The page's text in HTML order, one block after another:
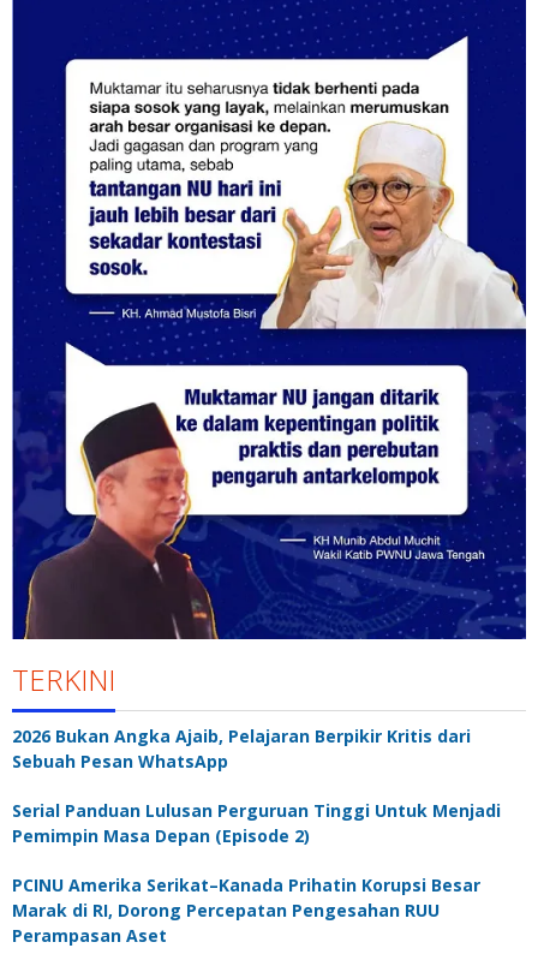
TERKINI
2026 Bukan Angka Ajaib, Pelajaran Berpikir Kritis dari
Sebuah Pesan WhatsApp
Serial Panduan Lulusan Perguruan Tinggi Untuk Menjadi
Pemimpin Masa Depan (Episode 2)
PCINU Amerika Serikat–Kanada Prihatin Korupsi Besar
Marak di RI, Dorong Percepatan Pengesahan RUU
Perampasan Aset